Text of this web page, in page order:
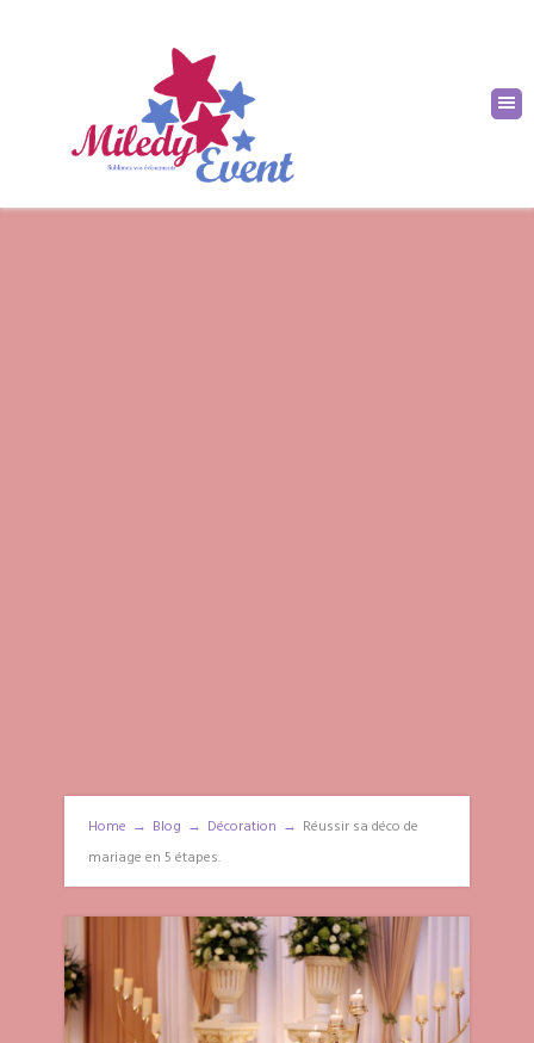
Home → Blog → Décoration → Réussir sa déco de
mariage en 5 étapes.